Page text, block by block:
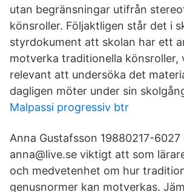
utan begränsningar utifrån
könsroller. Följaktligen står det i
styrdokument att skolan har ett
motverka traditionella könsroller,
relevant att undersöka det
dagligen möter under sin
Malpassi progressiv btr
Anna Gustafsson 19880217-
anna@live.se viktigt att som
och medvetenhet om hur
genusnormer kan motverkas.